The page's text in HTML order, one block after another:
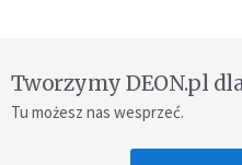
Tworzymy DEON.pl
Tu możesz nas wesprzeć.